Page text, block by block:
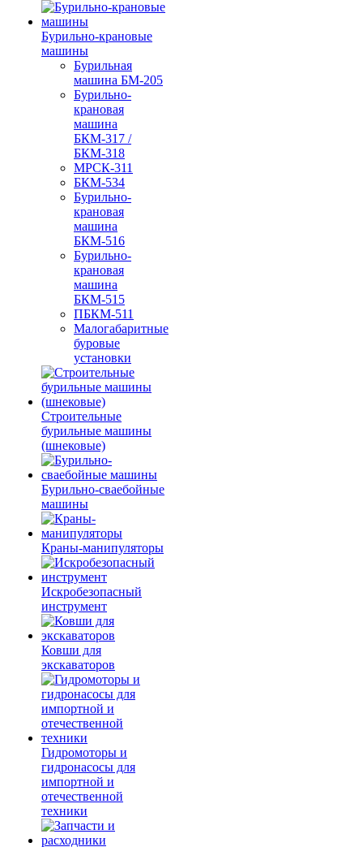
Бурильно-крановые
машины
Бурильная
машина БМ-205
Бурильно-
крановая
машина
БКМ-317 /
БКМ-318
МРСК-311
БКМ-534
Бурильно-
крановая
машина
БКМ-516
Бурильно-
крановая
машина
БКМ-515
ПБКМ-511
Малогабаритные
буровые
установки
Строительные
бурильные машины
(шнековые)
Бурильно-сваебойные
машины
Краны-манипуляторы
Искробезопасный
инструмент
Ковши для
экскаваторов
Гидромоторы и
гидронасосы для
импортной и
отечественной
техники